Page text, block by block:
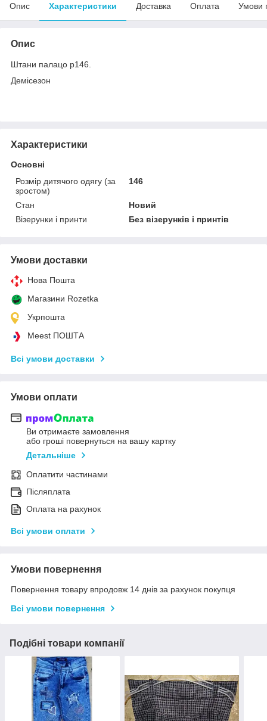
Опис Характеристики Доставка Оплата Умови
Опис
Штани палацо р146.
Демісезон
Характеристики
Основні
Розмір дитячого одягу (за
зростом)
146
Стан
Новий
Візерунки і принти
Без візерунків і принтів
Умови доставки
Нова Пошта
Магазини Rozetka
Укрпошта
Meest ПОШТА
Всі умови доставки
Умови оплати
Ви отримаєте замовлення
або гроші повернуться на вашу картку
Детальніше
Оплатити частинами
Післяплата
Оплата на рахунок
Всі умови оплати
Умови повернення
Повернення товару впродовж 14 днів за рахунок покупця
Всі умови повернення
Подібні товари компанії